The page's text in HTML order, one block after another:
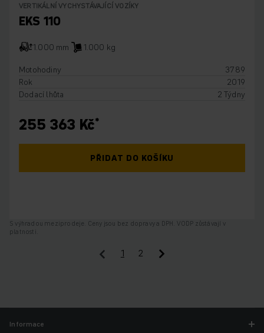
VERTIKÁLNÍ VYCHYSTÁVAJÍCÍ VOZÍKY
EKS 110
1.000 mm
1.000 kg
Motohodiny
3789
Rok
2019
Dodací lhůta
2 Týdny
255 363 Kč
PŘIDAT DO KOŠÍKU
S výhradou meziprodeje. Ceny jsou bez dopravy a DPH. VODP zůstávají v
platnosti.
1 2
Informace